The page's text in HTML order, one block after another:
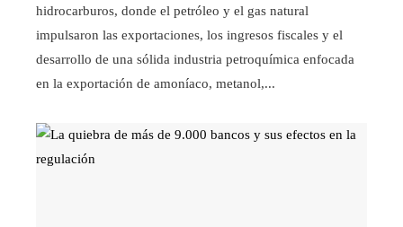
hidrocarburos, donde el petróleo y el gas natural
impulsaron las exportaciones, los ingresos fiscales y el
desarrollo de una sólida industria petroquímica enfocada
en la exportación de amoníaco, metanol,...